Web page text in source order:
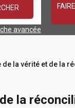
avancée
de la vérité et de la
la